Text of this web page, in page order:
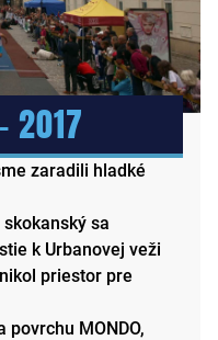
2017
zaradili hladké
sa
k Urbanovej veži
priestor pre
MONDO,